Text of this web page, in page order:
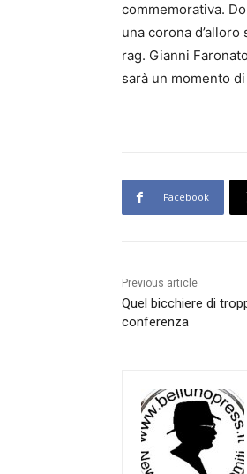
commemorativa.
una corona
rag. Gianni
sarà un momento
Facebook
Previous article
Quel bicchiere di
conferenza